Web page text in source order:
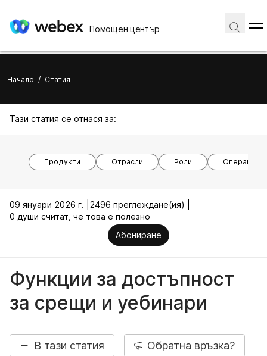
Помощен център
Начало / Статия
Тази статия се отнася за:
Продукти Отрасли Роли
09 януари 2026 г. |
2496 преглеждане(ия) |
0 души считат, че това е полезно
Абониране
Функции за достъпност
за срещи и уебинари
В тази статия Обратна връзка?